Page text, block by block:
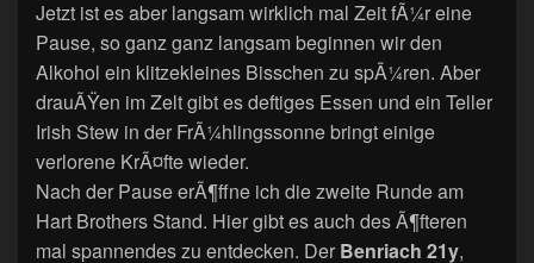
Jetzt ist es aber langsam wirklich mal Zeit fÃ¼r eine
Pause, so ganz ganz langsam beginnen wir den
Alkohol ein klitzekleines Bisschen zu spÃ¼ren. Aber
drauÃŸen im Zelt gibt es deftiges Essen und ein Teller
Irish Stew in der FrÃ¼hlingssonne bringt einige
verlorene KrÃ¤fte wieder.
Nach der Pause erÃ¶ffne ich die zweite Runde am
Hart Brothers Stand. Hier gibt es auch des Ã¶fteren
mal spannendes zu entdecken. Der Benriach 21y,